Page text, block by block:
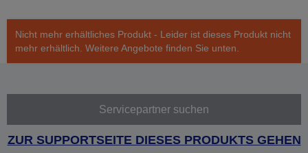
Nicht mehr erhältliches Produkt - Leider ist dieses Produkt nicht
mehr erhältlich. Weitere Angebote finden Sie unten.
Servicepartner suchen
ZUR SUPPORTSEITE DIESES PRODUKTS GEHEN